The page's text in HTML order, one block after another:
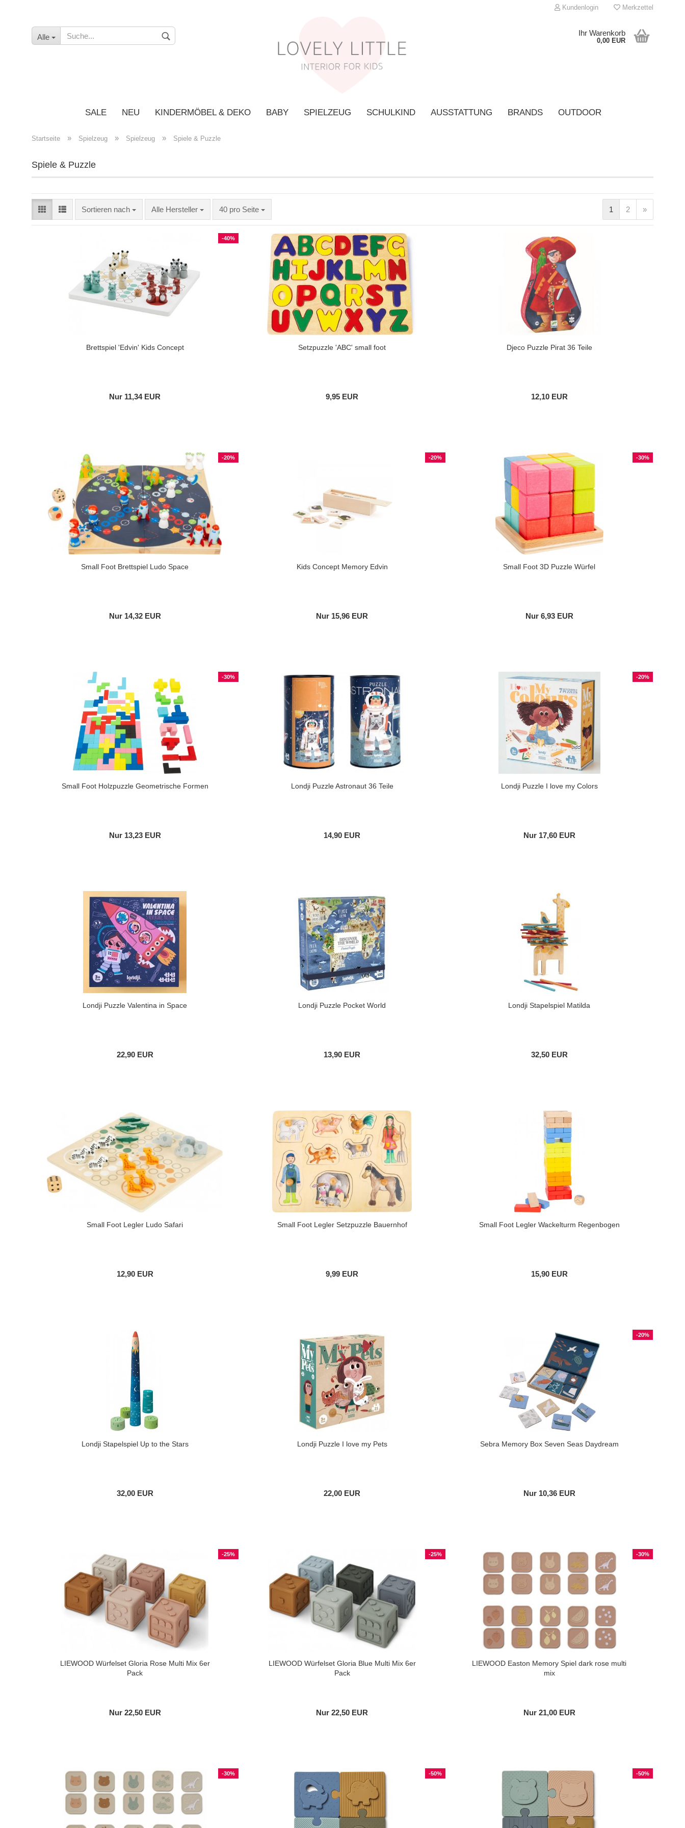
Kundenlogin Merkzettel
Alle Ihr Warenkorb
0,00 EUR
SALE NEU KINDERMÖBEL & DEKO BABY SPIELZEUG SCHULKIND AUSSTATTUNG BRANDS OUTDOOR
Startseite » Spielzeug » Spielzeug » Spiele & Puzzle
Spiele & Puzzle
Sortieren nach Alle Hersteller 40 pro Seite 1 2 »
-40%
Brettspiel 'Edvin' Kids Concept
Nur 11,34 EUR
Setzpuzzle 'ABC' small foot
9,95 EUR
Djeco Puzzle Pirat 36 Teile
12,10 EUR
-20%
Small Foot Brettspiel Ludo Space
Nur 14,32 EUR
-20%
Kids Concept Memory Edvin
Nur 15,96 EUR
-30%
Small Foot 3D Puzzle Würfel
Nur 6,93 EUR
-30%
Small Foot Holzpuzzle Geometrische Formen
Nur 13,23 EUR
Londji Puzzle Astronaut 36 Teile
14,90 EUR
-20%
Londji Puzzle I love my Colors
Nur 17,60 EUR
Londji Puzzle Valentina in Space
22,90 EUR
Londji Puzzle Pocket World
13,90 EUR
Londji Stapelspiel Matilda
32,50 EUR
Small Foot Legler Ludo Safari
12,90 EUR
Small Foot Legler Setzpuzzle Bauernhof
9,99 EUR
Small Foot Legler Wackelturm Regenbogen
15,90 EUR
Londji Stapelspiel Up to the Stars
32,00 EUR
Londji Puzzle I love my Pets
22,00 EUR
-20%
Sebra Memory Box Seven Seas Daydream
Nur 10,36 EUR
-25%
LIEWOOD Würfelset Gloria Rose Multi Mix 6er
Pack
Nur 22,50 EUR
-25%
LIEWOOD Würfelset Gloria Blue Multi Mix 6er
Pack
Nur 22,50 EUR
-30%
LIEWOOD Easton Memory Spiel dark rose multi
mix
Nur 21,00 EUR
-30% -50% -50%